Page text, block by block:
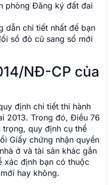
phòng Đăng ký đất đai
dẫn chi tiết nhất để bạn
sổ đỏ cũ sang sổ mới
NĐ-CP của
định chi tiết thi hành
2013. Trong đó, Điều 76
trọng, quy định cụ thể
Giấy chứng nhận quyền
ở và tài sản khác gắn
xác định bạn có thuộc
hay không.